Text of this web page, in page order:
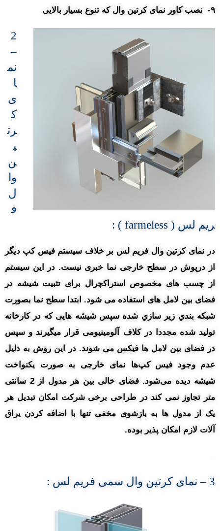
۹- نصب کاور نمای کرتین وال که تنوع بسیار بالایی
2
–
نم
ا
ی
ک
رت
ی
ن
وا
ل
ف
ریم لس ( farmeless ) :
در نمای کرتین وال فریم لس بر خلاف سیستم فیس کپ دیگر
از درپوش در سطح خارجی نما خبری نیست. در این سیستم
از چسب های مخصوص استراکچرال برای تثبیت شیشه در
فضای بین لامل های استفاده می شود. ابتدا سطح نما بصورت
شبکه بندي زير سازي شده سپس شیشه هایی که در کارخانه
تولید شده مجددا در کلاف آلومینیومی قرار میگیرند و سپس
در فضای بین لامل ها فیکس می شوند. در این روش به دلیل
عدم وجود فیس کپ‌ها نمای خارجی به صورت یکنواخت
شیشه دیده می‌شود. فضای خالی بین هر مدول از 2 سانتی
متر تجاوز نمی کند در طراحی برخی شرکت امکان تبدیل هر
یک از مدول ها به بازشوی مخفی تنها با اضافه کردن یراق
آلات لازم امکان پذیر بوده.
3 – نمای کرتین وال سمی فریم لس :